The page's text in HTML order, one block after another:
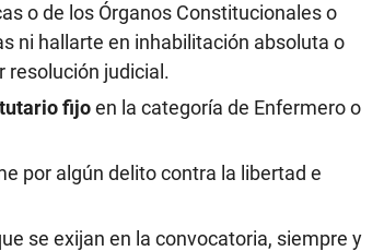
o de los Órganos Constitucionales o
ni hallarte en inhabilitación absoluta o
resolución judicial.
fijoen la categoría de Enfermero o
por algún delito contra la libertad e
se exijan en la convocatoria, siempre y